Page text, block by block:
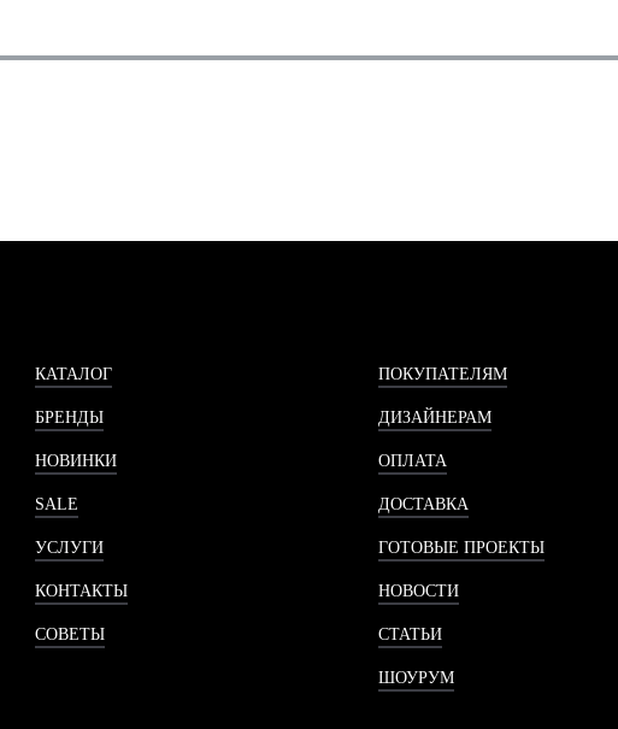
КАТАЛОГ
БРЕНДЫ
НОВИНКИ
SALE
УСЛУГИ
КОНТАКТЫ
СОВЕТЫ
ПОКУПАТЕЛЯМ
ДИЗАЙНЕРАМ
ОПЛАТА
ДОСТАВКА
ГОТОВЫЕ ПРОЕКТЫ
НОВОСТИ
СТАТЬИ
ШОУРУМ